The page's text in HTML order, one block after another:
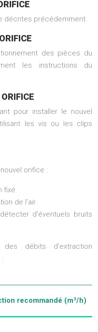
décrites précédemment.
des pièces du
les instructions du
pour installer le nouvel
les vis ou les clips
orifice :
fixé.
de l’air.
d’éventuels bruits
débits d’extraction
recommandé (m³/h)